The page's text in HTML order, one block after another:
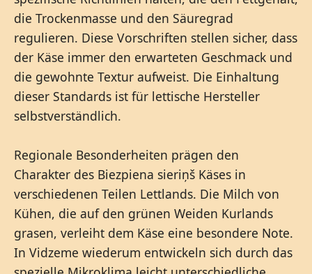
die Trockenmasse und den Säuregrad
regulieren. Diese Vorschriften stellen sicher, dass
der Käse immer den erwarteten Geschmack und
die gewohnte Textur aufweist. Die Einhaltung
dieser Standards ist für lettische Hersteller
selbstverständlich.
Regionale Besonderheiten prägen den
Charakter des Biezpiena sieriņš Käses in
verschiedenen Teilen Lettlands. Die Milch von
Kühen, die auf den grünen Weiden Kurlands
grasen, verleiht dem Käse eine besondere Note.
In Vidzeme wiederum entwickeln sich durch das